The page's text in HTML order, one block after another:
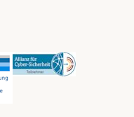
Security Security